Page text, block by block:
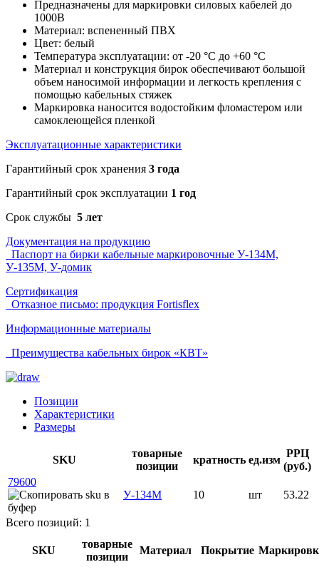
Предназначены для маркировки силовых кабелей до
1000В
Материал: вспененный ПВХ
Цвет: белый
Температура эксплуатации: от -20 °С до +60 °С
Материал и конструкция бирок обеспечивают большой
объем наносимой информации и легкость крепления с
помощью кабельных стяжек
Маркировка наносится водостойким фломастером или
самоклеющейся пленкой
Эксплуатационные характеристики
Гарантийный срок хранения 3 года
Гарантийный срок эксплуатации 1 год
Срок службы 5 лет
Документация на продукцию
Паспорт на бирки кабельные маркировочные У-134М,
У-135М, У-домик
Сертификация
Отказное письмо: продукция Fortisflex
Информационные материалы
Преимущества кабельных бирок «КВТ»
Позиции
Характеристики
Размеры
SKU
товарные
позиции
кратность ед.изм
РРЦ
(руб.)
79600
У-134М
10 шт 53.22
Всего позиций: 1
SKU
товарные
позиции
Материал Покрытие